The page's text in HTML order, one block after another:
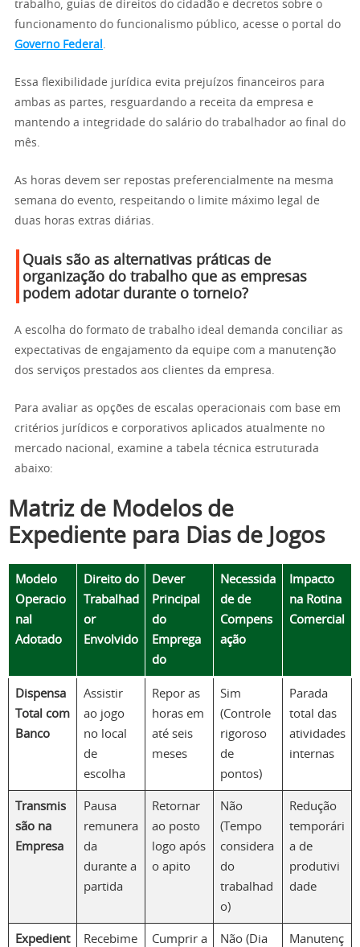
trabalho, guias de direitos do cidadão e decretos sobre o
funcionamento do funcionalismo público, acesse o portal do
Governo Federal .
Essa flexibilidade jurídica evita prejuízos financeiros para
ambas as partes, resguardando a receita da empresa e
mantendo a integridade do salário do trabalhador ao final do
mês.
As horas devem ser repostas preferencialmente na mesma
semana do evento, respeitando o limite máximo legal de
duas horas extras diárias.
Quais são as alternativas práticas de
organização do trabalho que as empresas
podem adotar durante o torneio?
A escolha do formato de trabalho ideal demanda conciliar as
expectativas de engajamento da equipe com a manutenção
dos serviços prestados aos clientes da empresa.
Para avaliar as opções de escalas operacionais com base em
critérios jurídicos e corporativos aplicados atualmente no
mercado nacional, examine a tabela técnica estruturada
abaixo:
Matriz de Modelos de
Expediente para Dias de Jogos
Modelo
Operacio
nal
Adotado
Direito do
Trabalhad
or
Envolvido
Dever
Principal
do
Emprega
do
Necessida
de de
Compens
ação
Impacto
na Rotina
Comercial
Dispensa
Total com
Banco
Assistir
ao jogo
no local
de
escolha
Repor as
horas em
até seis
meses
Sim
(Controle
rigoroso
de
pontos)
Parada
total das
atividades
internas
Transmis
são na
Empresa
Pausa
remunera
da
durante a
partida
Retornar
ao posto
logo após
o apito
Não
(Tempo
considera
do
trabalhad
o)
Redução
temporári
a de
produtivi
dade
Expedient
Recebime
Cumprir a
Não (Dia
Manutenç